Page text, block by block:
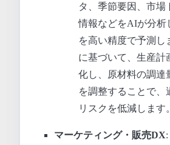
タ、季節要因、市場
情報などをAIが分析
を高い精度で予測し
に基づいて、生産計
化し、原材料の調達
を調整することで、
リスクを低減します。
マーケティング・販売DX: